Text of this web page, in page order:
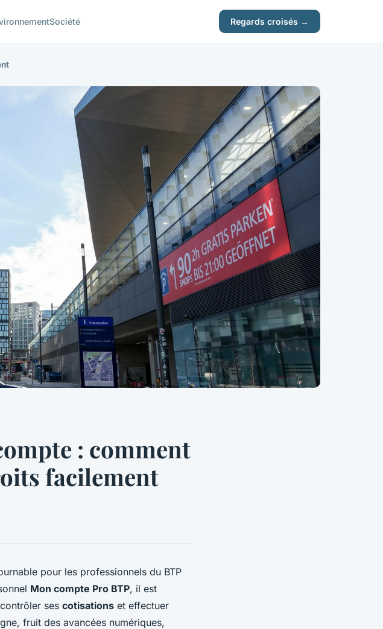
Société Regards croisés →
: comment
facilement
pour les professionnels du BTP
Mon compte Pro BTP, il est
ses cotisations et effectuer
fruit des avancées numériques,